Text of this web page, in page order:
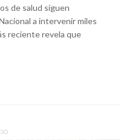
de salud siguen
a intervenir miles
reciente revela que